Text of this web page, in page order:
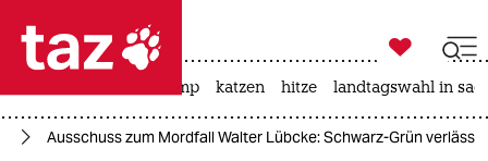
 taz zahl ich
taz zahl ich

taz zahl ich
usa unter trump katzen hitze landtagswahl in
Ausschuss zum Mordfall Walter Lübcke: Schwarz-Grün verlässt